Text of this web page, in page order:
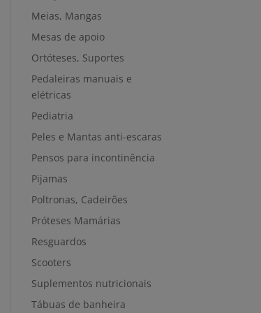
Meias, Mangas
Mesas de apoio
Ortóteses, Suportes
Pedaleiras manuais e
elétricas
Pediatria
Peles e Mantas anti-escaras
Pensos para incontinência
Pijamas
Poltronas, Cadeirões
Próteses Mamárias
Resguardos
Scooters
Suplementos nutricionais
Tábuas de banheira